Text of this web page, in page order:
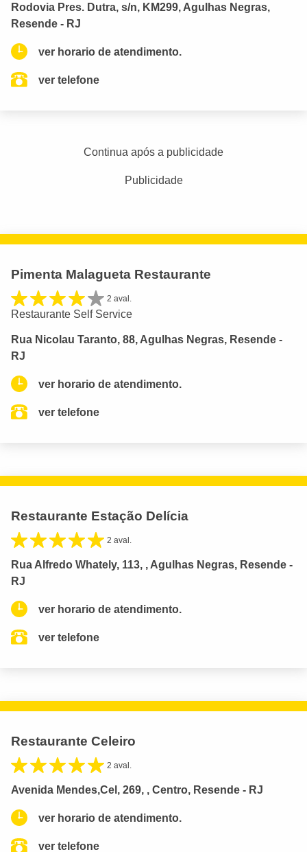
Rodovia Pres. Dutra, s/n, KM299, Agulhas Negras,
Resende - RJ
ver horario de atendimento.
ver telefone
Continua após a publicidade
Publicidade
Pimenta Malagueta Restaurante
2 aval.
Restaurante Self Service
Rua Nicolau Taranto, 88, Agulhas Negras, Resende -
RJ
ver horario de atendimento.
ver telefone
Restaurante Estação Delícia
2 aval.
Rua Alfredo Whately, 113, , Agulhas Negras, Resende -
RJ
ver horario de atendimento.
ver telefone
Restaurante Celeiro
2 aval.
Avenida Mendes,Cel, 269, , Centro, Resende - RJ
ver horario de atendimento.
ver telefone